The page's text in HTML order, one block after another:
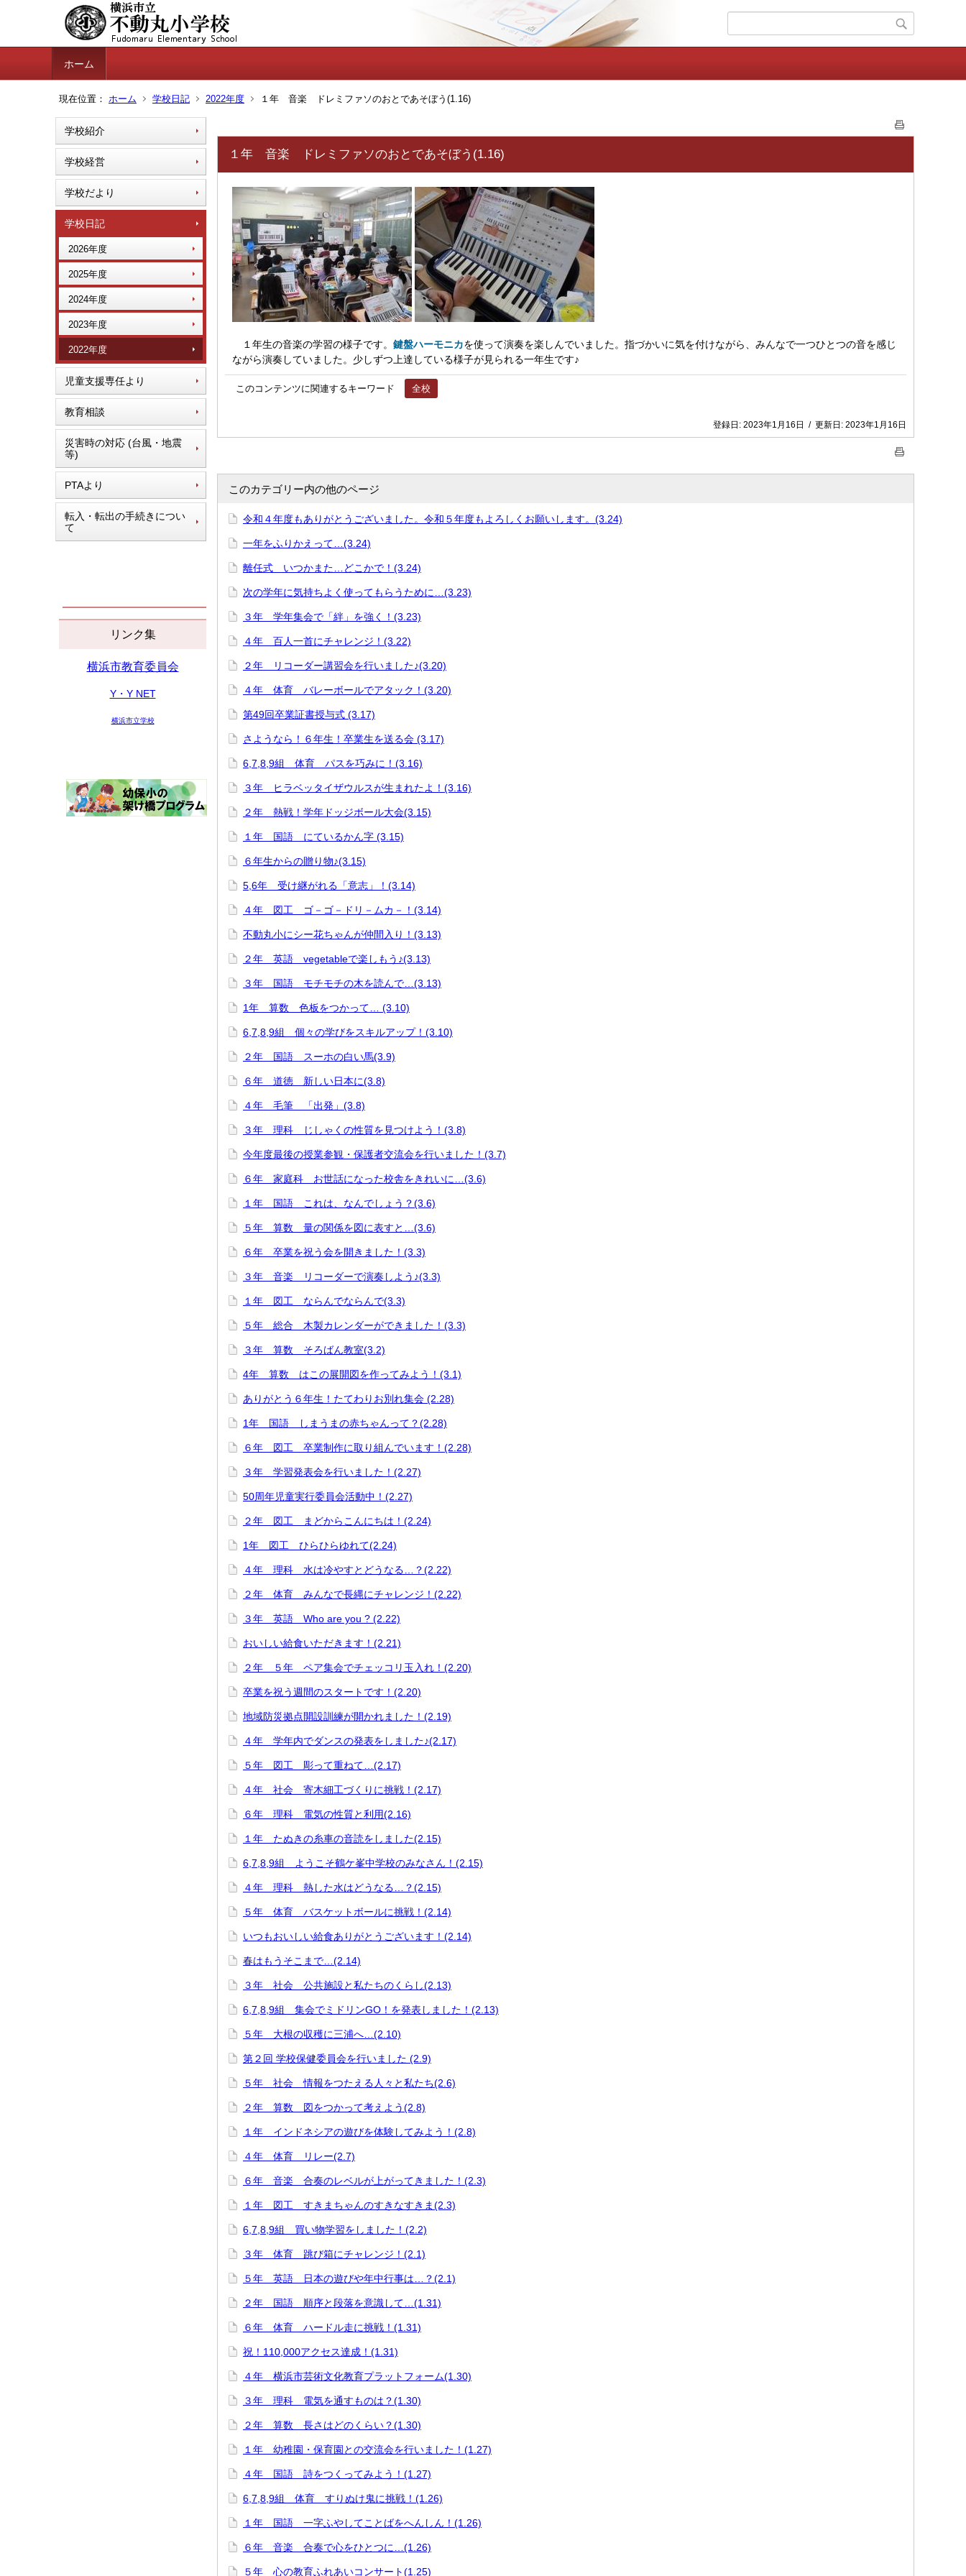
ホーム
現在位置： ホーム 学校日記 2022年度 １年 音楽 ドレミファソのおとであそぼう(1.16)
学校紹介
学校経営
学校だより
学校日記
2026年度
2025年度
2024年度
2023年度
2022年度
児童支援専任より
教育相談
災害時の対応 (台風・地震
等)
PTAより
転入・転出の手続きについ
て
リンク集
横浜市教育委員会
Y・Y NET
横浜市立学校
１年 音楽 ドレミファソのおとであそぼう(1.16)
１年生の音楽の学習の様子です。 鍵盤ハーモニカを使って演奏を楽しんでいました。指づかいに気を付けながら、みんなで一つひとつの音を感じ
ながら演奏していました。少しずつ上達している様子が見られる一年生です♪
このコンテンツに関連するキーワード 全校
登録日: 2023年1月16日 / 更新日: 2023年1月16日
このカテゴリー内の他のページ
令和４年度もありがとうございました。令和５年度もよろしくお願いします。(3.24)
一年をふりかえって…(3.24)
離任式 いつかまた…どこかで！(3.24)
次の学年に気持ちよく使ってもらうために…(3.23)
３年 学年集会で「絆」を強く！(3.23)
４年 百人一首にチャレンジ！(3.22)
２年 リコーダー講習会を行いました♪(3.20)
４年 体育 バレーボールでアタック！(3.20)
第49回卒業証書授与式 (3.17)
さようなら！６年生！卒業生を送る会 (3.17)
6,7,8,9組 体育 パスを巧みに！(3.16)
３年 ヒラベッタイザウルスが生まれたよ！(3.16)
２年 熱戦！学年ドッジボール大会(3.15)
１年 国語 にているかん字 (3.15)
６年生からの贈り物♪(3.15)
5,6年 受け継がれる「意志」！(3.14)
４年 図工 ゴ－ゴ－ドリ－ムカ－！(3.14)
不動丸小にシー花ちゃんが仲間入り！(3.13)
２年 英語 vegetableで楽しもう♪(3.13)
３年 国語 モチモチの木を読んで…(3.13)
1年 算数 色板をつかって… (3.10)
6,7,8,9組 個々の学びをスキルアップ！(3.10)
２年 国語 スーホの白い馬(3.9)
６年 道徳 新しい日本に(3.8)
４年 毛筆 「出発」(3.8)
３年 理科 じしゃくの性質を見つけよう！(3.8)
今年度最後の授業参観・保護者交流会を行いました！(3.7)
６年 家庭科 お世話になった校舎をきれいに…(3.6)
１年 国語 これは、なんでしょう？(3.6)
５年 算数 量の関係を図に表すと…(3.6)
６年 卒業を祝う会を開きました！(3.3)
３年 音楽 リコーダーで演奏しよう♪(3.3)
１年 図工 ならんでならんで(3.3)
５年 総合 木製カレンダーができました！(3.3)
３年 算数 そろばん教室(3.2)
4年 算数 はこの展開図を作ってみよう！(3.1)
ありがとう６年生！たてわりお別れ集会 (2.28)
1年 国語 しまうまの赤ちゃんって？(2.28)
６年 図工 卒業制作に取り組んでいます！(2.28)
３年 学習発表会を行いました！(2.27)
50周年児童実行委員会活動中！(2.27)
２年 図工 まどからこんにちは！(2.24)
1年 図工 ひらひらゆれて(2.24)
４年 理科 水は冷やすとどうなる…？(2.22)
２年 体育 みんなで長縄にチャレンジ！(2.22)
３年 英語 Who are you ? (2.22)
おいしい給食いただきます！(2.21)
２年 ５年 ペア集会でチェッコリ玉入れ！(2.20)
卒業を祝う週間のスタートです！(2.20)
地域防災拠点開設訓練が開かれました！(2.19)
４年 学年内でダンスの発表をしました♪(2.17)
５年 図工 彫って重ねて…(2.17)
４年 社会 寄木細工づくりに挑戦！(2.17)
６年 理科 電気の性質と利用(2.16)
１年 たぬきの糸車の音読をしました(2.15)
6,7,8,9組 ようこそ鶴ケ峯中学校のみなさん！(2.15)
４年 理科 熱した水はどうなる…？(2.15)
５年 体育 バスケットボールに挑戦！(2.14)
いつもおいしい給食ありがとうございます！(2.14)
春はもうそこまで…(2.14)
３年 社会 公共施設と私たちのくらし(2.13)
6,7,8,9組 集会でミドリンGO！を発表しました！(2.13)
５年 大根の収穫に三浦へ…(2.10)
第２回 学校保健委員会を行いました (2.9)
５年 社会 情報をつたえる人々と私たち(2.6)
２年 算数 図をつかって考えよう(2.8)
１年 インドネシアの遊びを体験してみよう！(2.8)
４年 体育 リレー(2.7)
６年 音楽 合奏のレベルが上がってきました！(2.3)
１年 図工 すきまちゃんのすきなすきま(2.3)
6,7,8,9組 買い物学習をしました！(2.2)
３年 体育 跳び箱にチャレンジ！(2.1)
５年 英語 日本の遊びや年中行事は…？(2.1)
２年 国語 順序と段落を意識して…(1.31)
６年 体育 ハードル走に挑戦！(1.31)
祝！110,000アクセス達成！(1.31)
４年 横浜市芸術文化教育プラットフォーム(1.30)
３年 理科 電気を通すものは？(1.30)
２年 算数 長さはどのくらい？(1.30)
１年 幼稚園・保育園との交流会を行いました！(1.27)
４年 国語 詩をつくってみよう！(1.27)
6,7,8,9組 体育 すりぬけ鬼に挑戦！(1.26)
１年 国語 一字ふやしてことばをへんしん！(1.26)
６年 音楽 合奏で心をひとつに…(1.26)
５年 心の教育ふれあいコンサート(1.25)